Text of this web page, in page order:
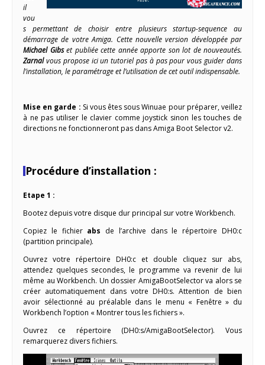
il
vou
s permettant de choisir entre plusieurs startup-sequence au
démarrage de votre Amiga. Cette nouvelle version développée par
Michael Gibset publiée cette année apporte son lot de nouveautés.
Zarnalvous propose ici un tutoriel pas à pas pour vous guider dans
l’installation, le paramétrage et l’utilisation de cet outil indispensable.
Mise en garde : Si vous êtes sous Winuae pour préparer, veillez
à ne pas utiliser le clavier comme joystick sinon les touches de
directions ne fonctionneront pas dans Amiga Boot Selector v2.
Procédure d’installation :
Etape 1 :
Bootez depuis votre disque dur principal sur votre Workbench.
Copiez le fichier abs de l’archive dans le répertoire DH0:c
(partition principale).
Ouvrez votre répertoire DH0:c et double cliquez sur abs,
attendez quelques secondes, le programme va revenir de lui
même au Workbench. Un dossier AmigaBootSelector va alors se
créer automatiquement dans votre DH0:s. Attention de bien
avoir sélectionné au préalable dans le menu « Fenêtre » du
Workbench l’option « Montrer tous les fichiers ».
Ouvrez ce répertoire (DH0:s/AmigaBootSelector). Vous
remarquerez divers fichiers.